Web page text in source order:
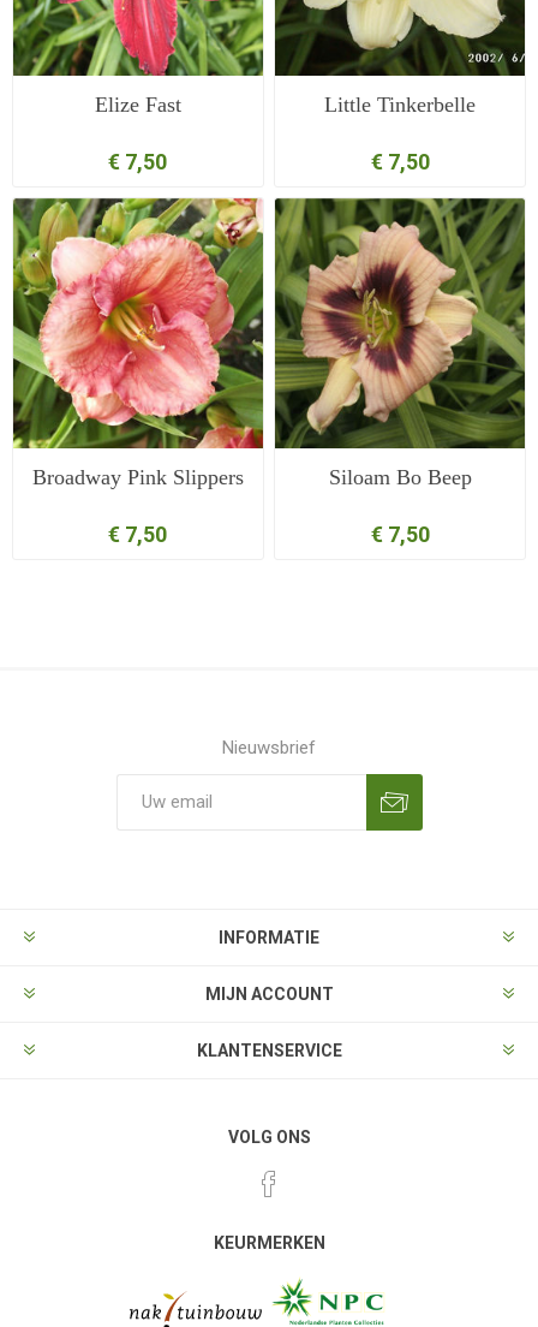
Elize Fast
€ 7,50
Little Tinkerbelle
€ 7,50
Broadway Pink Slippers
€ 7,50
Siloam Bo Beep
€ 7,50
Nieuwsbrief
INFORMATIE
MIJN ACCOUNT
KLANTENSERVICE
VOLG ONS
KEURMERKEN